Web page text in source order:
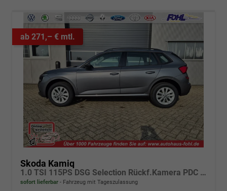
ab 271,– € mtl.
Skoda Kamiq
1.0 TSI 115PS DSG Selection Rückf.Kamera PDC v+h Sitzheizung Klimaautomatik Skoda-Radio Apple CarPlay + Android Auto Tempomat Garantieverlängerung 16"LM
sofort lieferbar Fahrzeug mit Tageszulassung